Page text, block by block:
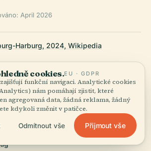
April 2026
Harburg, 2024, Wikipedia
Station, 2024, Wikipedia
Harburg Station: History, Visiting
and Nearby Attractions, 2024,
cookies.EU · GDPR
funkční navigaci. Analytické cookies
nám pomáhají zjistit, které
agregovaná data, žádná reklama, žádný
kdykoli změnit v patičce.
Odmítnout vše Přijmout vše